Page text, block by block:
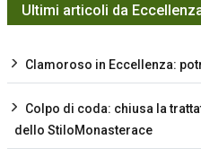
Ultimi articoli da
Clamoroso in Eccellenza:
Colpo di coda: chiusa la
dello StiloMonasterace